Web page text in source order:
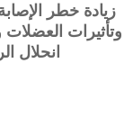
زيادة خطر
وتأثيرات
انحلال